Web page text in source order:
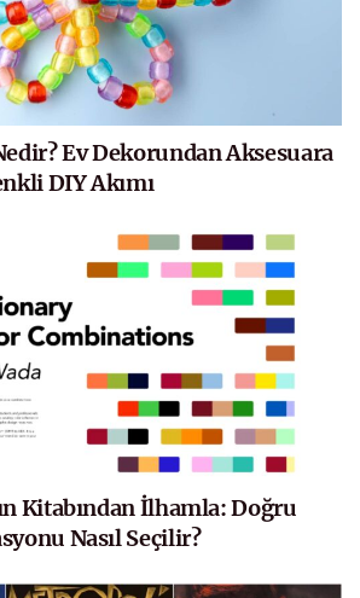
Ev Dekorundan Aksesuara
DIY Akımı
Kitabından İlhamla: Doğru
Nasıl Seçilir?